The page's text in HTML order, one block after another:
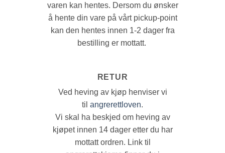
varen kan hentes. Dersom du ønsker
å hente din vare på vårt pickup-point
kan den hentes innen 1-2 dager fra
bestilling er mottatt.
RETUR
Ved heving av kjøp henviser vi
til angrerettloven.
Vi skal ha beskjed om heving av
kjøpet innen 14 dager etter du har
mottatt ordren. Link til